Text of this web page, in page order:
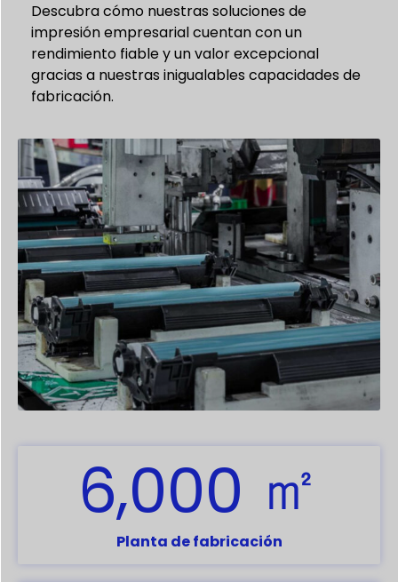
Descubra cómo nuestras soluciones de
impresión empresarial cuentan con un
rendimiento fiable y un valor excepcional
gracias a nuestras inigualables capacidades de
fabricación.
6,000 ㎡
Planta de fabricación